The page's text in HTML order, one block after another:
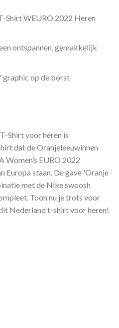
Shirt WEURO 2022 Heren
ontspannen, gemakkelijk
graphic op de borst
Shirt voor heren is
dat de Oranjeleeuwinnen
Women’s EURO 2022
Europa staan. De gave 'Oranje
met de Nike swoosh
Toon nu je trots voor
Nederland t-shirt voor heren!